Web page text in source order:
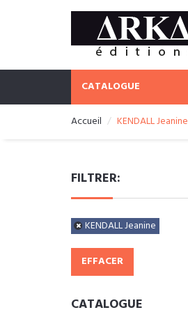
CATALOGUE
Accueil KENDALL Jeanine
FILTRER:
KENDALL Jeanine
EFFACER
CATALOGUE